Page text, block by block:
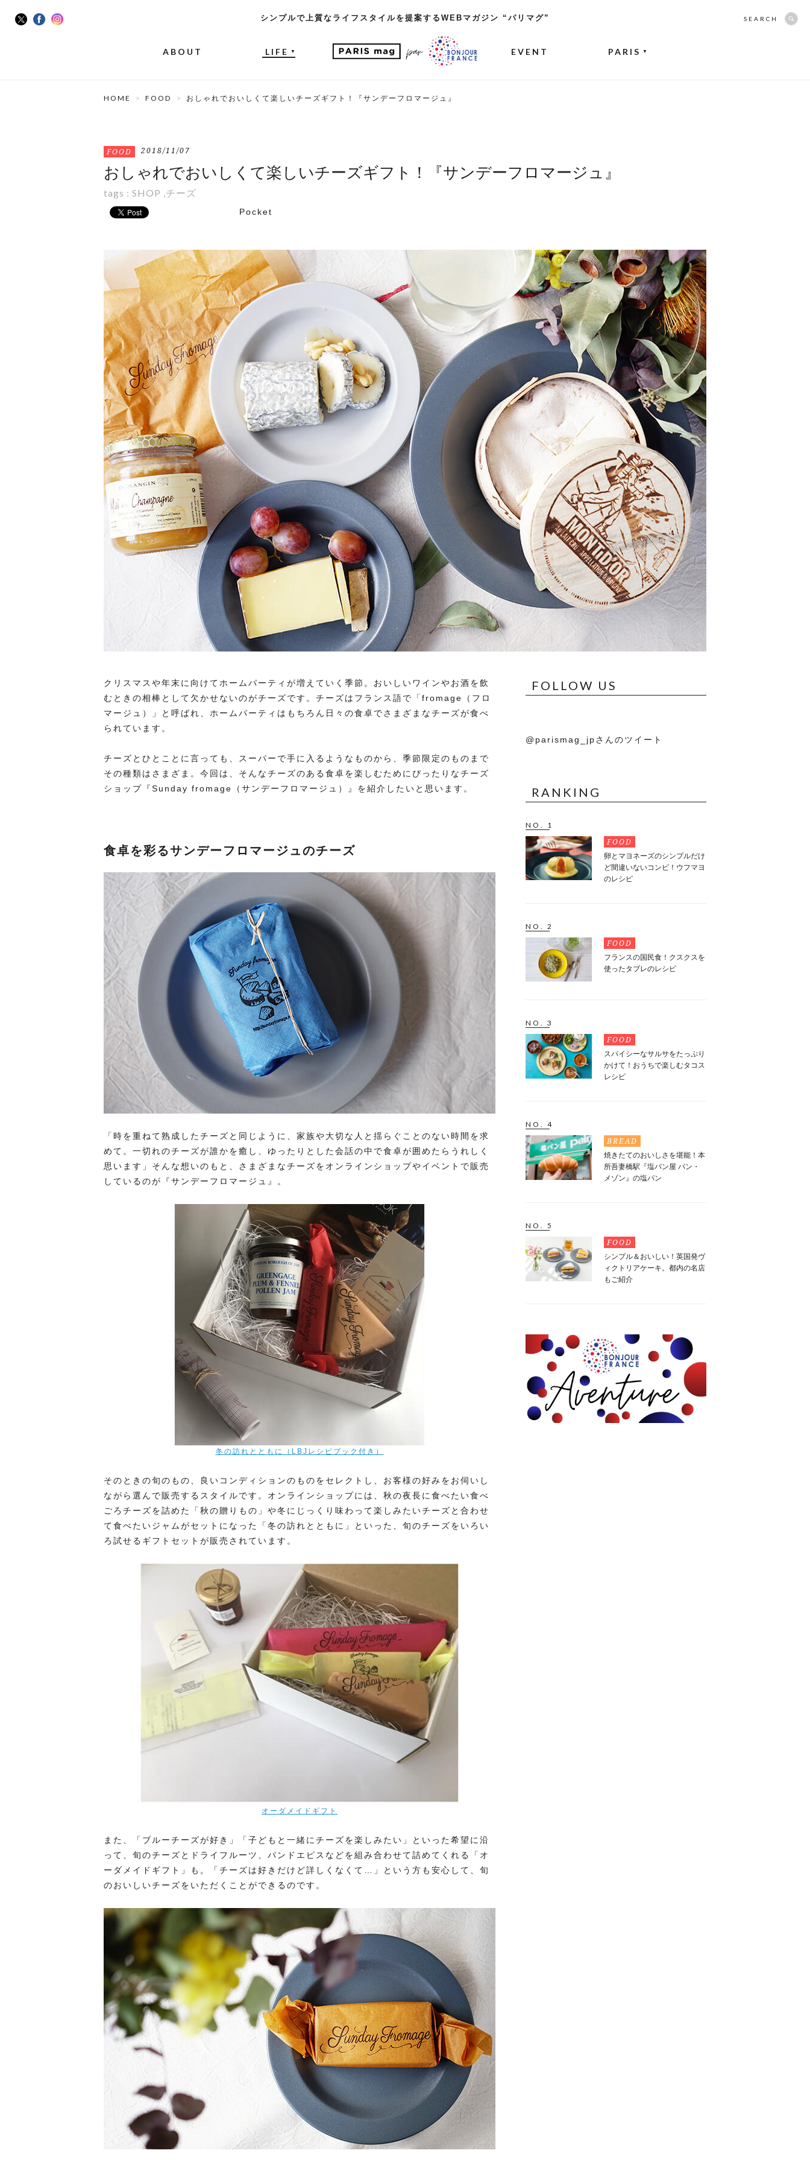
シンプルで上質なライフスタイルを提案するWEBマガジン “パリマグ”
ABOUT LIFE ▼ EVENT PARIS ▼
SEARCH
HOME FOOD おしゃれでおいしくて楽しいチーズギフト！『サンデーフロマージュ』
FOOD 2018/11/07
おしゃれでおいしくて楽しいチーズギフト！『サンデーフロマージュ』
tags : SHOP ,チーズ
Pocket
クリスマスや年末に向けてホームパーティが増えていく季節。おいしいワインやお酒を飲
むときの相棒として欠かせないのがチーズです。チーズはフランス語で「fromage（フロ
マージュ）」と呼ばれ、ホームパーティはもちろん日々の食卓でさまざまなチーズが食べ
られています。
チーズとひとことに言っても、スーパーで手に入るようなものから、季節限定のものまで
その種類はさまざま。今回は、そんなチーズのある食卓を楽しむためにぴったりなチーズ
ショップ『Sunday fromage（サンデーフロマージュ）』を紹介したいと思います。
食卓を彩るサンデーフロマージュのチーズ
「時を重ねて熟成したチーズと同じように、家族や大切な人と揺らぐことのない時間を求
めて。一切れのチーズが誰かを癒し、ゆったりとした会話の中で食卓が囲めたらうれしく
思います」そんな想いのもと、さまざまなチーズをオンラインショップやイベントで販売
しているのが『サンデーフロマージュ』。
冬の訪れとともに（LBJレシピブック付き）
そのときの旬のもの、良いコンディションのものをセレクトし、お客様の好みをお伺いし
ながら選んで販売するスタイルです。オンラインショップには、秋の夜長に食べたい食べ
ごろチーズを詰めた「秋の贈りもの」や冬にじっくり味わって楽しみたいチーズと合わせ
て食べたいジャムがセットになった「冬の訪れとともに」といった、旬のチーズをいろい
ろ試せるギフトセットが販売されています。
オーダメイドギフト
また、「ブルーチーズが好き」「子どもと一緒にチーズを楽しみたい」といった希望に沿
って、旬のチーズとドライフルーツ、パンドエピスなどを組み合わせて詰めてくれる「オ
ーダメイドギフト」も。「チーズは好きだけど詳しくなくて…」という方も安心して、旬
のおいしいチーズをいただくことができるのです。
FOLLOW US
@parismag_jpさんのツイート
RANKING
NO. 1
FOOD
卵とマヨネーズのシンプルだけ
ど間違いないコンビ！ウフマヨ
のレシピ
NO. 2
FOOD
フランスの国民食！クスクスを
使ったタブレのレシピ
NO. 3
FOOD
スパイシーなサルサをたっぷり
かけて！おうちで楽しむタコス
レシピ
NO. 4
BREAD
焼きたてのおいしさを堪能！本
所吾妻橋駅『塩パン屋 パン・
メゾン』の塩パン
NO. 5
FOOD
シンプル＆おいしい！英国発ヴ
ィクトリアケーキ。都内の名店
もご紹介